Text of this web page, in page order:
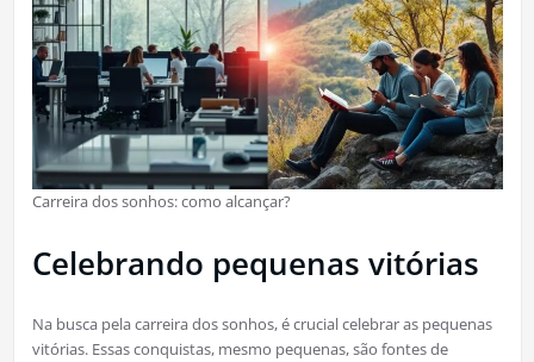
Carreira dos sonhos: como alcançar?
Celebrando pequenas vitórias
Na busca pela carreira dos sonhos, é crucial celebrar as pequenas
vitórias. Essas conquistas, mesmo pequenas, são fontes de